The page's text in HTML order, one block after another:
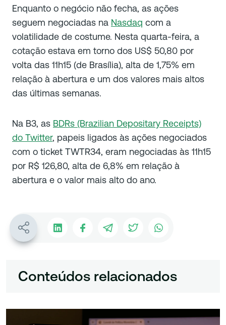
Enquanto o negócio não fecha, as ações
seguem negociadas na Nasdaq com a
volatilidade de costume. Nesta quarta-feira, a
cotação estava em torno dos US$ 50,80 por
volta das 11h15 (de Brasília), alta de 1,75% em
relação à abertura e um dos valores mais altos
das últimas semanas.
Na B3, as BDRs (Brazilian Depositary Receipts)
do Twitter, papeis ligados às ações negociados
com o ticket TWTR34, eram negociadas às 11h15
por R$ 126,80, alta de 6,8% em relação à
abertura e o valor mais alto do ano.
Conteúdos relacionados